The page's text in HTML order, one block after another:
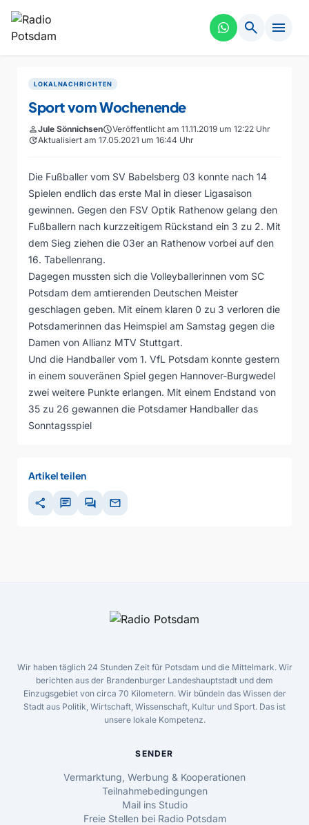
search menu
LOKALNACHRICHTEN
Sport vom Wochenende
personJule SönnichsenscheduleVeröffentlicht am 11.11.2019 um 12:22 Uhr
updateAktualisiert am 17.05.2021 um 16:44 Uhr
Die Fußballer vom SV Babelsberg 03 konnte nach 14
Spielen endlich das erste Mal in dieser Ligasaison
gewinnen. Gegen den FSV Optik Rathenow gelang den
Fußballern nach kurzzeitigem Rückstand ein 3 zu 2. Mit
dem Sieg ziehen die 03er an Rathenow vorbei auf den
16. Tabellenrang.
Dagegen mussten sich die Volleyballerinnen vom SC
Potsdam dem amtierenden Deutschen Meister
geschlagen geben. Mit einem klaren 0 zu 3 verloren die
Potsdamerinnen das Heimspiel am Samstag gegen die
Damen von Allianz MTV Stuttgart.
Und die Handballer vom 1. VfL Potsdam konnte gestern
in einem souveränen Spiel gegen Hannover-Burgwedel
zwei weitere Punkte erlangen. Mit einem Endstand von
35 zu 26 gewannen die Potsdamer Handballer das
Sonntagsspiel
Artikel teilen
share chat forum mail
Wir haben täglich 24 Stunden Zeit für Potsdam und die Mittelmark. Wir
berichten aus der Brandenburger Landeshauptstadt und dem
Einzugsgebiet von circa 70 Kilometern. Wir bündeln das Wissen der
Stadt aus Politik, Wirtschaft, Wissenschaft, Kultur und Sport. Das ist
unsere lokale Kompetenz.
SENDER
Vermarktung, Werbung & Kooperationen
Teilnahmebedingungen
Mail ins Studio
Freie Stellen bei Radio Potsdam